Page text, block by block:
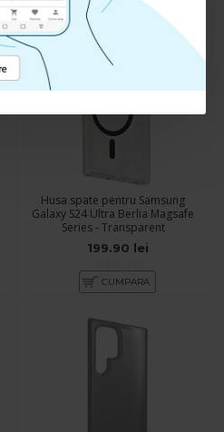
Husa spate pentru Samsung
Galaxy S24 Ultra Berlia Magsafe
Series - Transparent
199.90 lei
CUMPARA